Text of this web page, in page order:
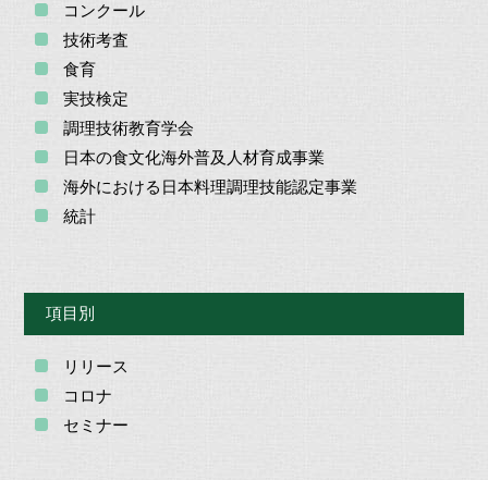
コンクール
技術考査
食育
実技検定
調理技術教育学会
日本の食文化海外普及人材育成事業
海外における日本料理調理技能認定事業
統計
項目別
リリース
コロナ
セミナー